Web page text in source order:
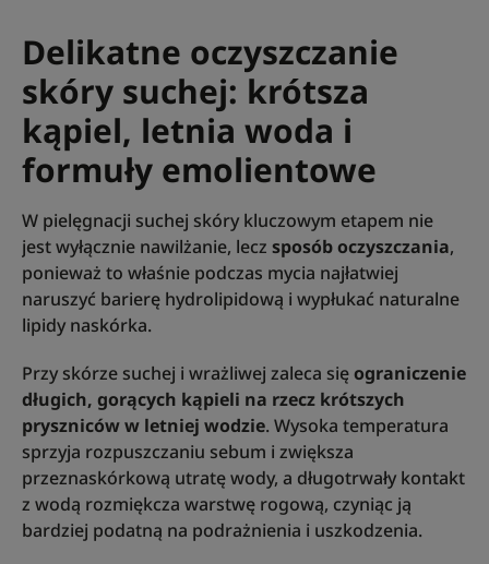
Delikatne oczyszczanie
skóry suchej: krótsza
kąpiel, letnia woda i
formuły emolientowe
W pielęgnacji suchej skóry kluczowym etapem nie
jest wyłącznie nawilżanie, lecz sposób oczyszczania,
ponieważ to właśnie podczas mycia najłatwiej
naruszyć barierę hydrolipidową i wypłukać naturalne
lipidy naskórka.
Przy skórze suchej i wrażliwej zaleca sięograniczenie
długich, gorących kąpieli na rzecz krótszych
pryszniców w letniej wodzie. Wysoka temperatura
sprzyja rozpuszczaniu sebum i zwiększa
przeznaskórkową utratę wody, a długotrwały kontakt
z wodą rozmiękcza warstwę rogową, czyniąc ją
bardziej podatną na podrażnienia i uszkodzenia.